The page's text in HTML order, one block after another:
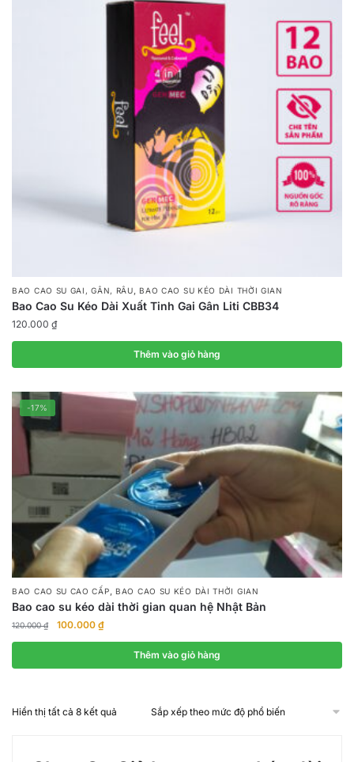
BAO CAO SU GAI, GÂN, RÂU ,BAO CAO SU KÉO DÀI THỜI GIAN
Bao Cao Su Kéo Dài Xuất Tinh Gai Gân Liti CBB34
120.000 ₫
Thêm vào giỏ hàng
-17%
BAO CAO SU CAO CẤP,BAO CAO SU KÉO DÀI THỜI GIAN
Bao cao su kéo dài thời gian quan hệ Nhật Bản
120.000₫
Giá
120.000 ₫.
100.000 ₫Giá
là:
Thêm vào giỏ hàng
Hiển thị tất cả 8 kết quả